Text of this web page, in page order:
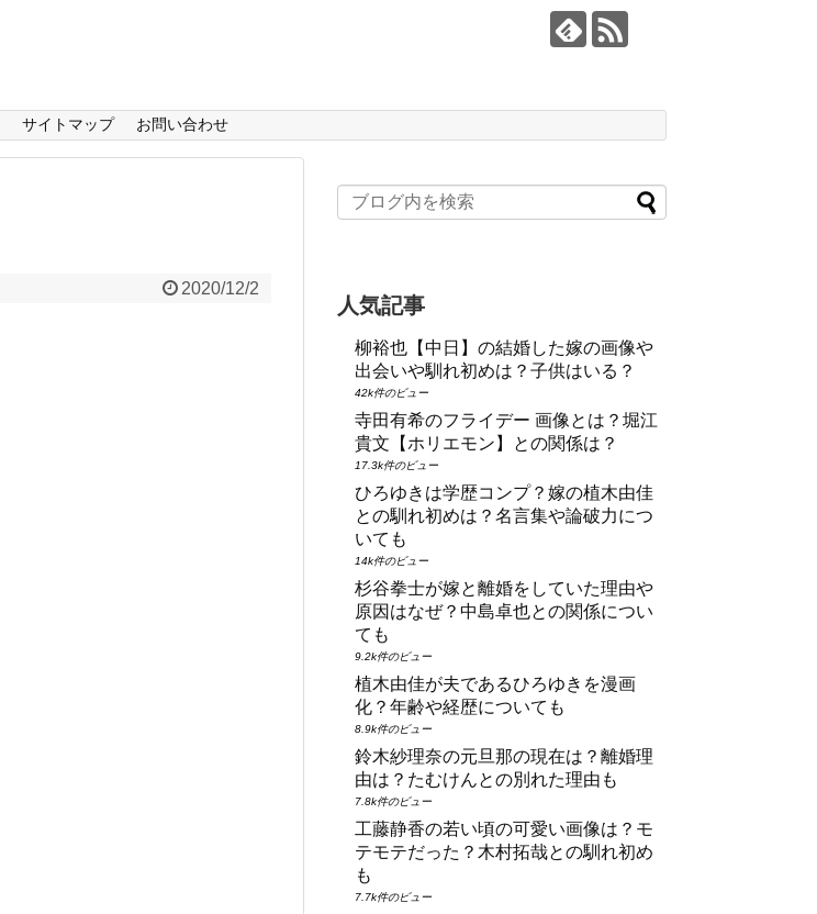
サイトマップ お問い合わせ
2020/12/2
人気記事
柳裕也【中日】の結婚した嫁の画像や
出会いや馴れ初めは？子供はいる？
42k件のビュー
寺田有希のフライデー 画像とは？堀江
貴文【ホリエモン】との関係は？
17.3k件のビュー
ひろゆきは学歴コンプ？嫁の植木由佳
との馴れ初めは？名言集や論破力につ
いても
14k件のビュー
杉谷拳士が嫁と離婚をしていた理由や
原因はなぜ？中島卓也との関係につい
ても
9.2k件のビュー
植木由佳が夫であるひろゆきを漫画
化？年齢や経歴についても
8.9k件のビュー
鈴木紗理奈の元旦那の現在は？離婚理
由は？たむけんとの別れた理由も
7.8k件のビュー
工藤静香の若い頃の可愛い画像は？モ
テモテだった？木村拓哉との馴れ初め
も
7.7k件のビュー